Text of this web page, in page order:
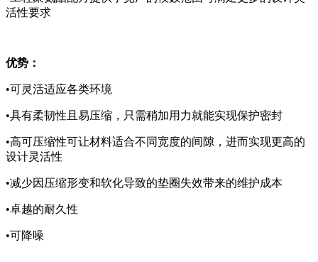
活性要求
优势：
•可灵活适应各类环境
•具有柔韧性且易压缩，只需稍加用力就能实现保护密封
•高可压缩性可让材料适合不同宽度的间隙，进而实现更高的
设计灵活性
•减少因压缩形变和软化导致的垫圈失效带来的维护成本
•卓越的耐久性
•可降噪